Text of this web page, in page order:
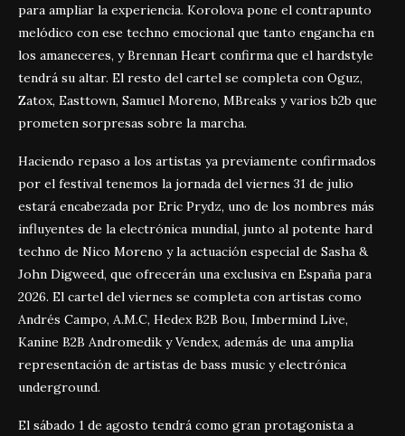
para ampliar la experiencia. Korolova pone el contrapunto
melódico con ese techno emocional que tanto engancha en
los amaneceres, y Brennan Heart confirma que el hardstyle
tendrá su altar. El resto del cartel se completa con Oguz,
Zatox, Easttown, Samuel Moreno, MBreaks y varios b2b que
prometen sorpresas sobre la marcha.
Haciendo repaso a los artistas ya previamente confirmados
por el festival tenemos la jornada del viernes 31 de julio
estará encabezada por Eric Prydz, uno de los nombres más
influyentes de la electrónica mundial, junto al potente hard
techno de Nico Moreno y la actuación especial de Sasha &
John Digweed, que ofrecerán una exclusiva en España para
2026. El cartel del viernes se completa con artistas como
Andrés Campo, A.M.C, Hedex B2B Bou, Imbermind Live,
Kanine B2B Andromedik y Vendex, además de una amplia
representación de artistas de bass music y electrónica
underground.
El sábado 1 de agosto tendrá como gran protagonista a